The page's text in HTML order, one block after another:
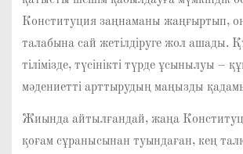
Конституция заңнаманы жаңғыртып,
талабына сай жетілдіруге жол ашады.
тілімізде, түсінікті түрде ұсынылуы –
мәдениетті арттырудың маңызды
Жиында айтылғандай, жаңа
қоғам сұранысынан туындаған, кең